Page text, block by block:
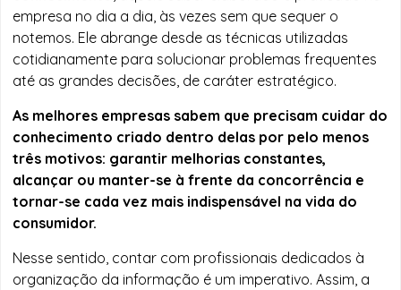
empresa no dia a dia, às vezes sem que sequer o
notemos. Ele abrange desde as técnicas utilizadas
cotidianamente para solucionar problemas frequentes
até as grandes decisões, de caráter estratégico.
As melhores empresas sabem que precisam cuidar do
conhecimento criado dentro delas por pelo menos
três motivos: garantir melhorias constantes,
alcançar ou manter-se à frente da concorrência e
tornar-se cada vez mais indispensável na vida do
consumidor.
Nesse sentido, contar com profissionais dedicados à
organização da informação é um imperativo. Assim, a